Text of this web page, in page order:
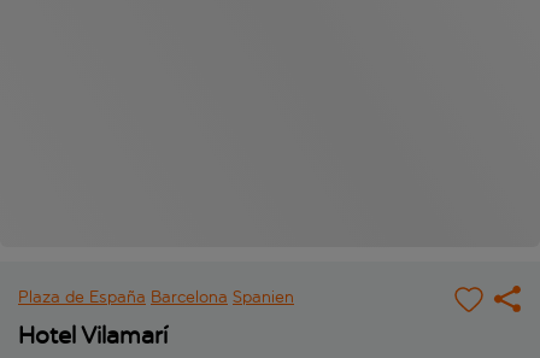
Plaza de España Barcelona Spanien
Hotel Vilamarí